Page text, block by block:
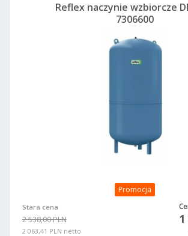
Promocja
Stara cena
2 538,00 PLN
2 063,41 PLN netto
Reflex naczynie wzbiorcze
7306600